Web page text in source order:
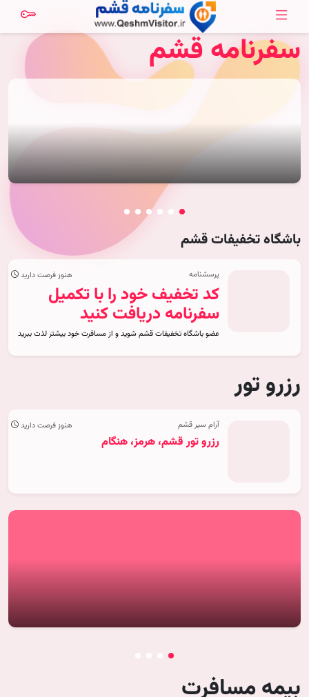
سفرنامه قشم
باشگاه تخفیفات قشم
پرسشنامه هنوز فرصت دارید
کد تخفیف خود را با تکمیل
سفرنامه دریافت کنید
عضو باشگاه تخفیفات قشم شوید و از مسافرت خود بیشتر لذت ببرید
رزرو تور
آرام سیر قشم هنوز فرصت دارید
رزرو تور قشم، هرمز، هنگام
بیمه مسافرت